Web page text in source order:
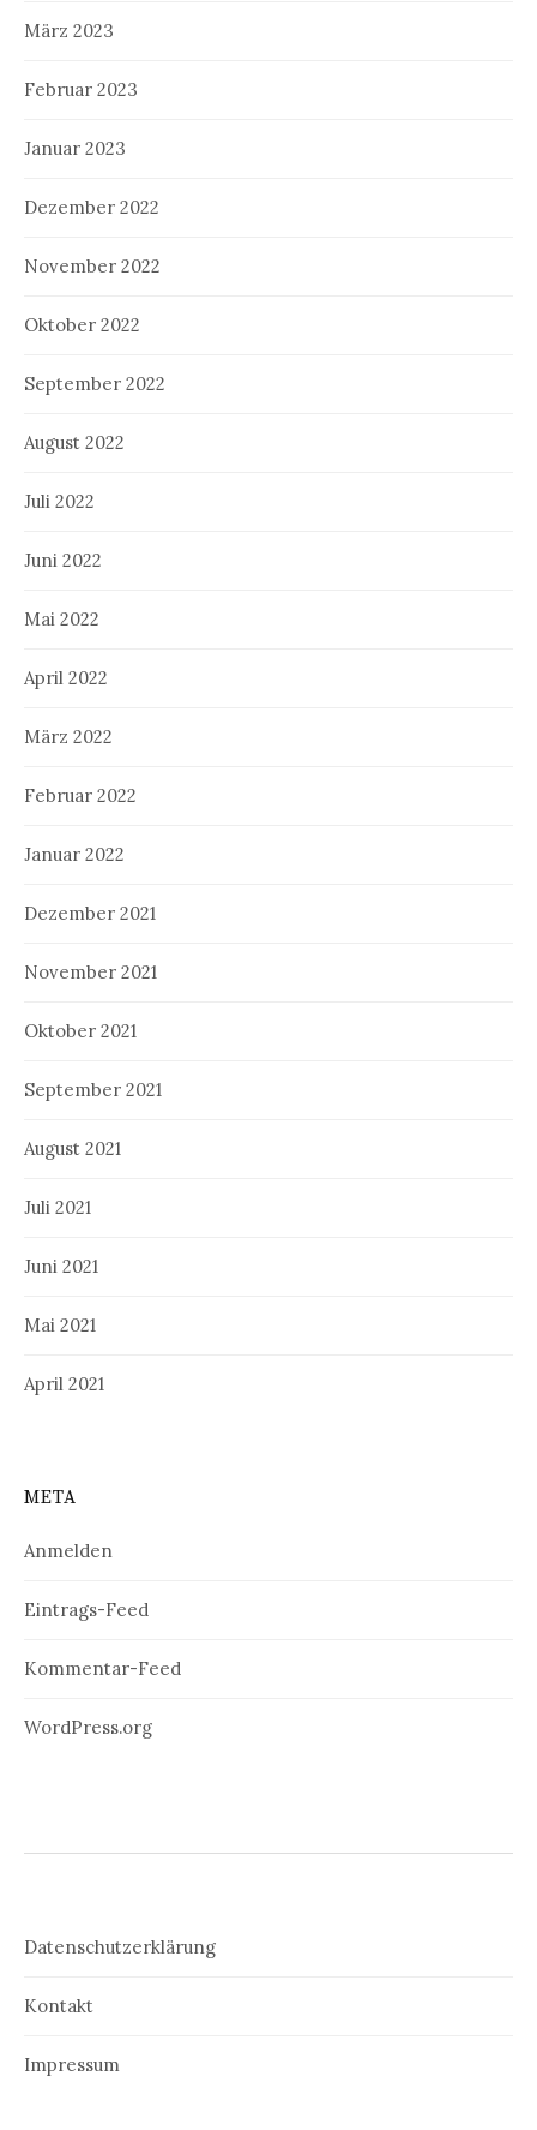
März 2023
Februar 2023
Januar 2023
Dezember 2022
November 2022
Oktober 2022
September 2022
August 2022
Juli 2022
Juni 2022
Mai 2022
April 2022
März 2022
Februar 2022
Januar 2022
Dezember 2021
November 2021
Oktober 2021
September 2021
August 2021
Juli 2021
Juni 2021
Mai 2021
April 2021
META
Anmelden
Eintrags-Feed
Kommentar-Feed
WordPress.org
Datenschutzerklärung
Kontakt
Impressum